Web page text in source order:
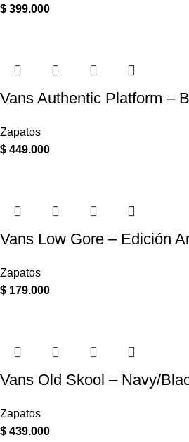
$ 399.000
Vans Authentic Platform –
Zapatos
$ 449.000
Vans Low Gore – Edición
Zapatos
$ 179.000
Vans Old Skool – Navy/
Zapatos
$ 439.000